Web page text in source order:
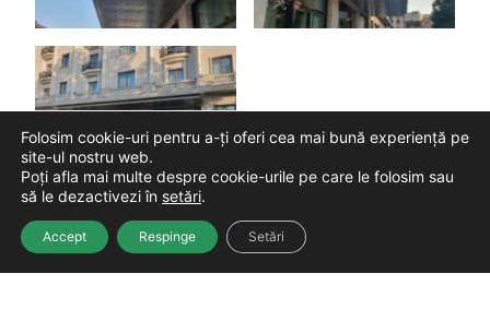
Vezi toate proiectele
Folosim cookie-uri pentru a-ți oferi cea mai bună experiență pe
site-ul nostru web.
Poți afla mai multe despre cookie-urile pe care le folosim sau
să le dezactivezi în setări.
Accept Respinge Setări